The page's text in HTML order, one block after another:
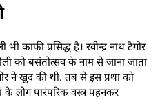
काफी प्रसिद्ध है। रवीन्‍द्र नाथ टैगोर
को बसंतोत्‍सव के नाम से जाना जाता
ने खुद की थी. तब से इस प्रथा को
लोग पारंपरिक वस्‍त्र पहनकर